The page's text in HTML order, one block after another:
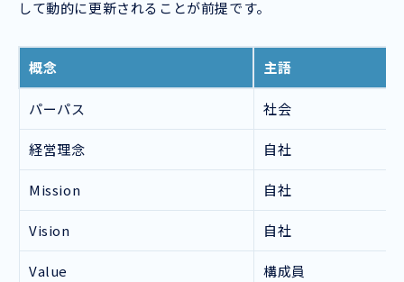
して動的に更新されることが前提です。
概念 主語
パーパス 社会
経営理念 自社
Mission 自社
Vision 自社
Value 構成員